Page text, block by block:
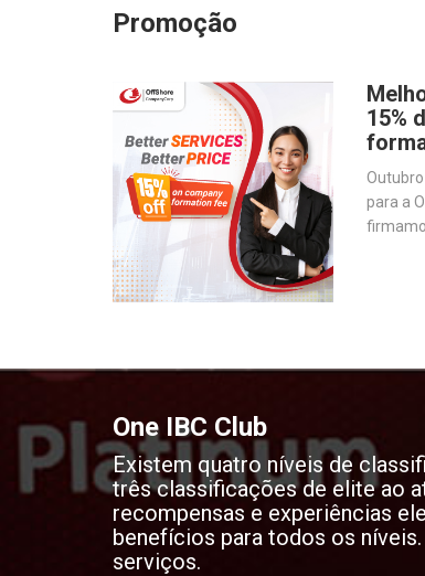
Promoção
15%
para a
One IBC Club
Existem quatro níveis de
três classificações de elite ao
recompensas e experiências
benefícios para todos os
serviços.